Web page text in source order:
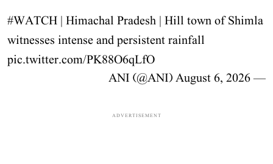
#WATCH | Himachal Pradesh | Hill town of Shimla
witnesses intense and persistent rainfall
pic.twitter.com/PK88O6qLfO
— ANI (@ANI)
August 6, 2026
ADVERTISEMENT